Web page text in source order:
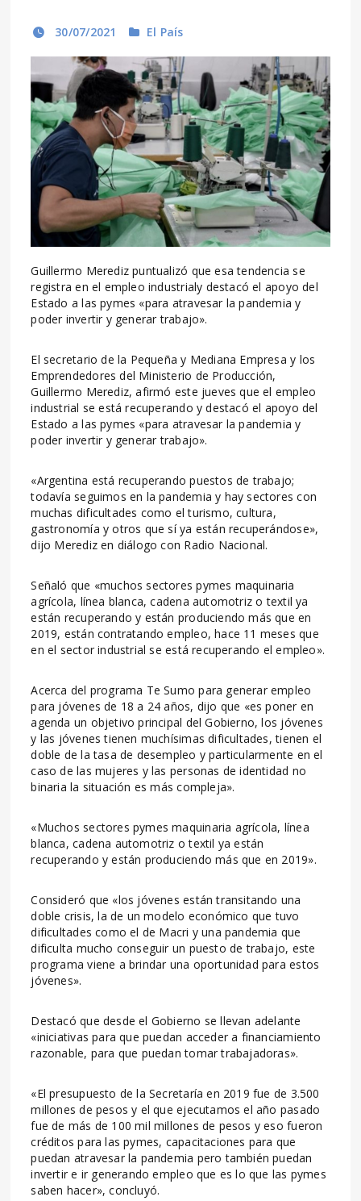
30/07/2021 El País
Guillermo Merediz puntualizó que esa tendencia se
registra en el empleo industrialy destacó el apoyo del
Estado a las pymes «para atravesar la pandemia y
poder invertir y generar trabajo».
El secretario de la Pequeña y Mediana Empresa y los
Emprendedores del Ministerio de Producción,
Guillermo Merediz, afirmó este jueves que el empleo
industrial se está recuperando y destacó el apoyo del
Estado a las pymes «para atravesar la pandemia y
poder invertir y generar trabajo».
«Argentina está recuperando puestos de trabajo;
todavía seguimos en la pandemia y hay sectores con
muchas dificultades como el turismo, cultura,
gastronomía y otros que sí ya están recuperándose»,
dijo Merediz en diálogo con Radio Nacional.
Señaló que «muchos sectores pymes maquinaria
agrícola, línea blanca, cadena automotriz o textil ya
están recuperando y están produciendo más que en
2019, están contratando empleo, hace 11 meses que
en el sector industrial se está recuperando el empleo».
Acerca del programa Te Sumo para generar empleo
para jóvenes de 18 a 24 años, dijo que «es poner en
agenda un objetivo principal del Gobierno, los jóvenes
y las jóvenes tienen muchísimas dificultades, tienen el
doble de la tasa de desempleo y particularmente en el
caso de las mujeres y las personas de identidad no
binaria la situación es más compleja».
«Muchos sectores pymes maquinaria agrícola, línea
blanca, cadena automotriz o textil ya están
recuperando y están produciendo más que en 2019».
Consideró que «los jóvenes están transitando una
doble crisis, la de un modelo económico que tuvo
dificultades como el de Macri y una pandemia que
dificulta mucho conseguir un puesto de trabajo, este
programa viene a brindar una oportunidad para estos
jóvenes».
Destacó que desde el Gobierno se llevan adelante
«iniciativas para que puedan acceder a financiamiento
razonable, para que puedan tomar trabajadoras».
«El presupuesto de la Secretaría en 2019 fue de 3.500
millones de pesos y el que ejecutamos el año pasado
fue de más de 100 mil millones de pesos y eso fueron
créditos para las pymes, capacitaciones para que
puedan atravesar la pandemia pero también puedan
invertir e ir generando empleo que es lo que las pymes
saben hacer», concluyó.